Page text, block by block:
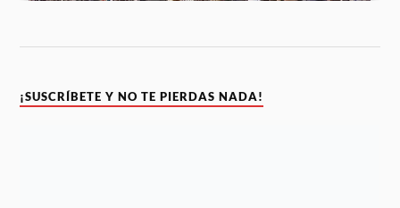
¡SUSCRÍBETE Y NO TE PIERDAS NADA!